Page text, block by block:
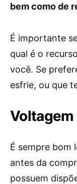
bem como de
É importante
qual é o
você. Se
esfrie, ou que
Voltagem
É sempre bom
antes da
possuem